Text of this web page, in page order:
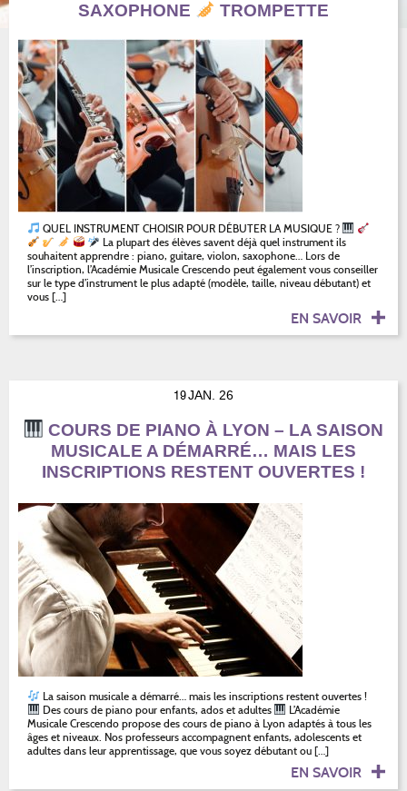
SAXOPHONE
TROMPETTE
QUEL INSTRUMENT CHOISIR POUR DÉBUTER LA MUSIQUE ?
La plupart des élèves savent déjà quel instrument ils
souhaitent apprendre : piano, guitare, violon, saxophone… Lors de
l’inscription, l’Académie Musicale Crescendo peut également vous conseiller
sur le type d’instrument le plus adapté (modèle, taille, niveau débutant) et
vous […]
EN SAVOIR
19JAN. 26
COURS DE PIANO À LYON – LA SAISON
MUSICALE A DÉMARRÉ… MAIS LES
INSCRIPTIONS RESTENT OUVERTES !
La saison musicale a démarré… mais les inscriptions restent ouvertes !
Des cours de piano pour enfants, ados et adultes
L’Académie
Musicale Crescendo propose des cours de piano à Lyon adaptés à tous les
âges et niveaux. Nos professeurs accompagnent enfants, adolescents et
adultes dans leur apprentissage, que vous soyez débutant ou […]
EN SAVOIR